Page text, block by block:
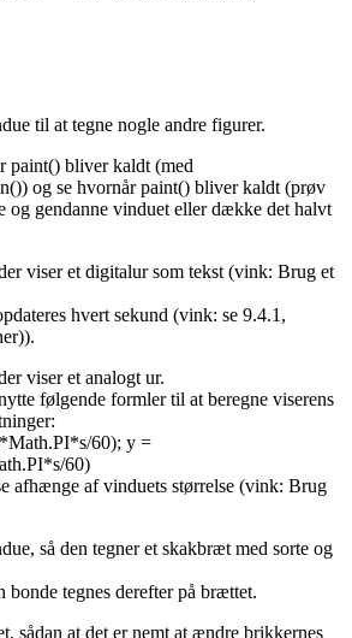
til at tegne nogle andre figurer.
paint() bliver kaldt (med
og se hvornår paint() bliver kaldt (prøv
og gendanne vinduet eller dække det halvt
viser et digitalur som tekst (vink: Brug et
hvert sekund (vink: se 9.4.1,
viser et analogt ur.
følgende formler til at beregne viserens
60); y =
60)
afhænge af vinduets størrelse (vink: Brug
så den tegner et skakbræt med sorte og
bonde tegnes derefter på brættet.
sådan at det er nemt at ændre brikkernes